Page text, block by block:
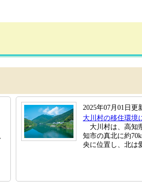
2025年07月01日更
大川村の移住環境
大川村は、高知
知市の真北に約
央に位置し、北は